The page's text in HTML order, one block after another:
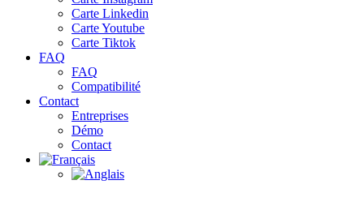
Carte Linkedin
Carte Youtube
Carte Tiktok
FAQ
FAQ
Compatibilité
Contact
Entreprises
Démo
Contact